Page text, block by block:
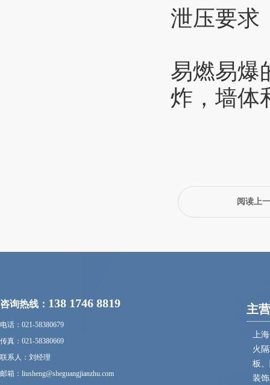
泄压要求
易燃易爆
炸，墙体
阅读上
咨询热线： 138 1746 8819
电话：021-58380679
传真：021-58380669
联系人：刘经理
邮箱：liusheng@sheguangjianzhu.com
主
上
火
板
装